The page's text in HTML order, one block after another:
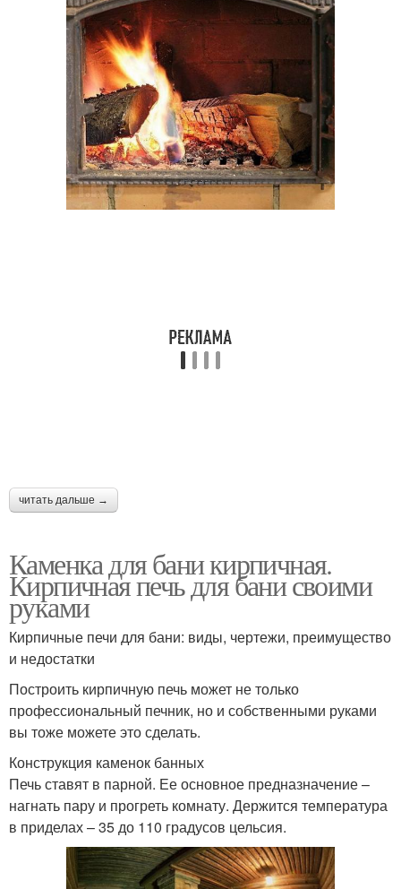
читать дальше →
Каменка для бани кирпичная.
Кирпичная печь для бани своими
руками
Кирпичные печи для бани: виды, чертежи, преимущество
и недостатки
Построить кирпичную печь может не только
профессиональный печник, но и собственными руками
вы тоже можете это сделать.
Конструкция каменок банных
Печь ставят в парной. Ее основное предназначение –
нагнать пару и прогреть комнату. Держится температура
в приделах – 35 до 110 градусов цельсия.